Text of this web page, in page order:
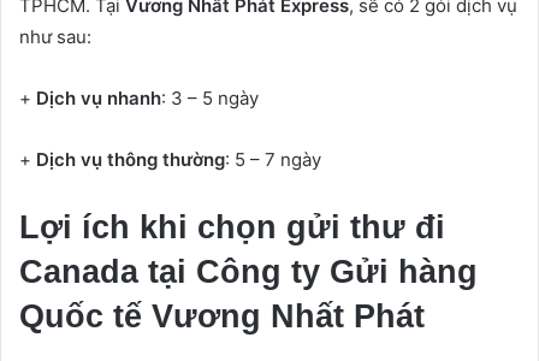
TPHCM. Tại Vương Nhất Phát Express, sẽ có 2 gói dịch vụ
như sau:
+ Dịch vụ nhanh: 3 – 5 ngày
+ Dịch vụ thông thường: 5 – 7 ngày
Lợi ích khi chọn gửi thư đi
Canada tại Công ty Gửi hàng
Quốc tế Vương Nhất Phát